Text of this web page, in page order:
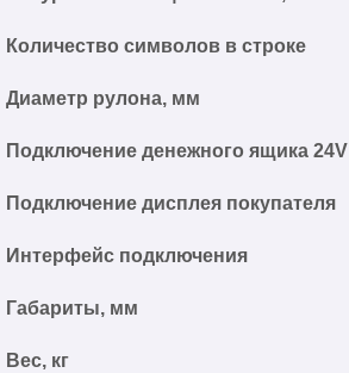
Количество символов в строке
Диаметр рулона, мм
Подключение денежного ящика 24V
Подключение дисплея покупателя
Интерфейс подключения
Габариты, мм
Вес, кг